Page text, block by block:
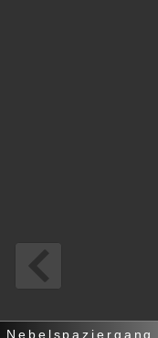
Nebelspaziergang